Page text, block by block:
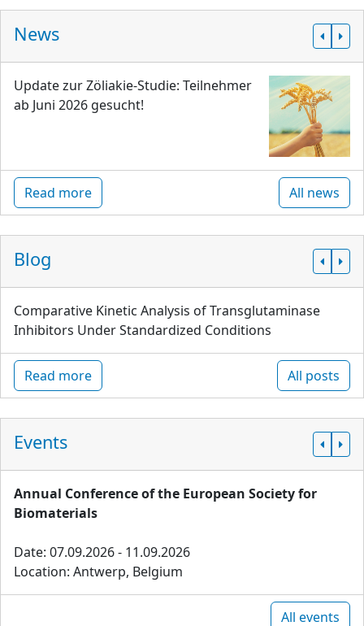
News
Update zur Zöliakie-Studie: Teilnehmer
ab Juni 2026 gesucht!
Read more All news
Blog
Comparative Kinetic Analysis of Transglutaminase
Inhibitors Under Standardized Conditions
Read more All posts
Events
Annual Conference of the European Society for
Biomaterials
Date: 07.09.2026 - 11.09.2026
Location: Antwerp, Belgium
All events